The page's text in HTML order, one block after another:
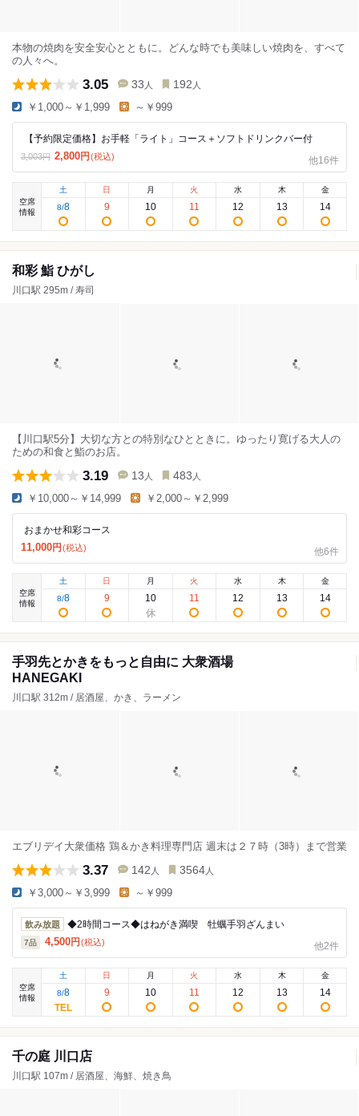
本物の焼肉を安全安心とともに。どんな時でも美味しい焼肉を、すべて
の人々へ。
3.05 33 人 192 人
￥1,000～￥1,999 ～￥999
【予約限定価格】お手軽「ライト」コース＋ソフトドリンクバー付
3,003円 2,800円 (税込) 他16件
空席
情報
土
8/8
日
9
月
10
火
11
水
12
木
13
金
14
和彩 鮨 ひがし
川口駅 295m / 寿司
【川口駅5分】大切な方との特別なひとときに。ゆったり寛げる大人の
ための和食と鮨のお店。
3.19 13 人 483 人
￥10,000～￥14,999 ￥2,000～￥2,999
おまかせ和彩コース
11,000円 (税込) 他6件
空席
情報
土
8/8
日
9
月
10
火
11
水
12
木
13
金
14
手羽先とかきをもっと自由に 大衆酒場
HANEGAKI
川口駅 312m / 居酒屋、かき、ラーメン
エブリデイ大衆価格 鶏＆かき料理専門店 週末は２７時（3時）まで営業
3.37 142 人 3564 人
￥3,000～￥3,999 ～￥999
飲み放題 ◆2時間コース◆はねがき満喫 牡蠣手羽ざんまい
7品 4,500円 (税込) 他2件
空席
情報
土
8/8
日
9
月
10
火
11
水
12
木
13
金
14
千の庭 川口店
川口駅 107m / 居酒屋、海鮮、焼き鳥